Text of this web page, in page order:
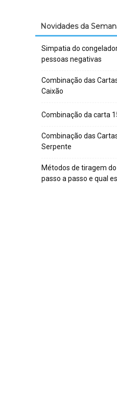
Novidades da
Simpatia do
pessoas negativas
Combinação das
Caixão
Combinação da carta
Combinação das
Serpente
Métodos de tiragem
passo a passo e qual